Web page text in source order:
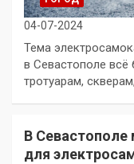
04-07-2024
Тема
в Севастополе всё
тротуарам,
В Севастополе
для